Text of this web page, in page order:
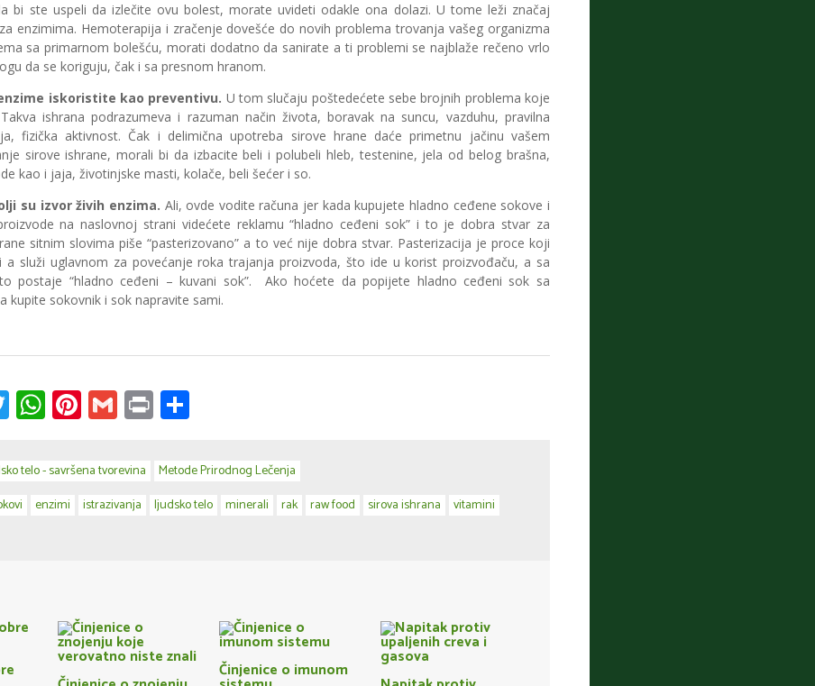
bi ste uspeli da izlečite ovu bolest, morate uvideti odakle ona dolazi. U tome leži značaj
enzimima. Hemoterapija i zračenje dovešće do novih problema trovanja vašeg organizma
sa primarnom bolešću, morati dodatno da sanirate a ti problemi se najblaže rečeno vrlo
da se koriguju, čak i sa presnom hranom.
iskoristite kao preventivu. U tom slučaju poštedećete sebe brojnih problema koje
ishrana podrazumeva i razuman način života, boravak na suncu, vazduhu, pravilna
fizička aktivnost. Čak i delimična upotreba sirove hrane daće primetnu jačinu vašem
sirove ishrane, morali bi da izbacite beli i polubeli hleb, testenine, jela od belog brašna,
kao i jaja, životinjske masti, kolače, beli šećer i so.
su izvor živih enzima. Ali, ovde vodite računa jer kada kupujete hladno ceđene sokove i
na naslovnoj strani videćete reklamu “hladno ceđeni sok” i to je dobra stvar za
sitnim slovima piše “pasterizovano” a to već nije dobra stvar. Pasterizacija je proce koji
a služi uglavnom za povećanje roka trajanja proizvoda, što ide u korist proizvođaču, a sa
postaje “hladno ceđeni – kuvani sok”. Ako hoćete da popijete hladno ceđeni sok sa
kupite sokovnik i sok napravite sami.
Twitter
WhatsApp
Pinterest
Gmail
Print
telo - savršena tvorevina Metode Prirodnog Lečenja
enzimi istrazivanja ljudsko telo minerali rak raw food sirova ishrana
vitamini
Činjenice o imunom